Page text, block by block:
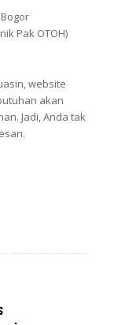
Pak OTOH)
website
akan
Jadi, Anda tak